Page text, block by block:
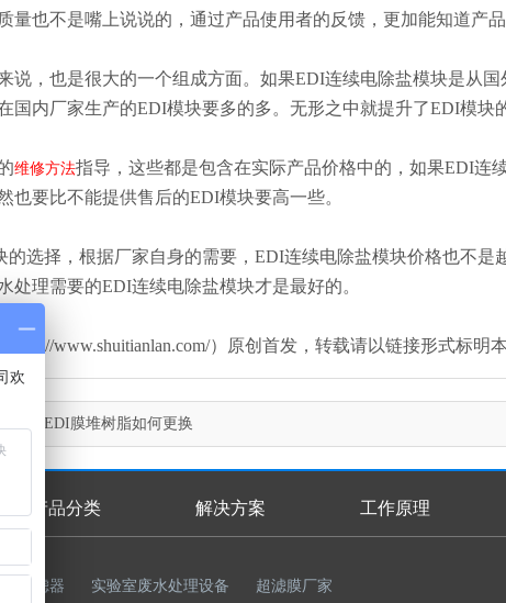
量也不是嘴上说说的，通过产品使用者的反馈，更加能知道产品
说，也是很大的一个组成方面。如果EDI连续电除盐模块是从
国内厂家生产的EDI模块要多的多。无形之中就提升了EDI模块
维修方法指导，这些都是包含在实际产品价格中的，如果EDI连
也要比不能提供售后的EDI模块要高一些。
的选择，根据厂家自身的需要，EDI连续电除盐模块价格也不是
处理需要的EDI连续电除盐模块才是最好的。
http://www.shuitianlan.com/）原创首发，转载请以链接形式标明
EDI膜堆树脂如何更换
产品分类 解决方案 工作原理
过滤器 实验室废水处理设备 超滤膜厂家
欢